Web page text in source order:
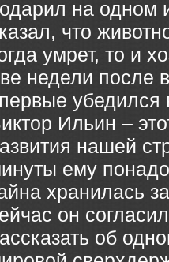
на одном
что
умрет, то и
недели после
убедился
Ильин –
нашей
ему
хранилась
он
об